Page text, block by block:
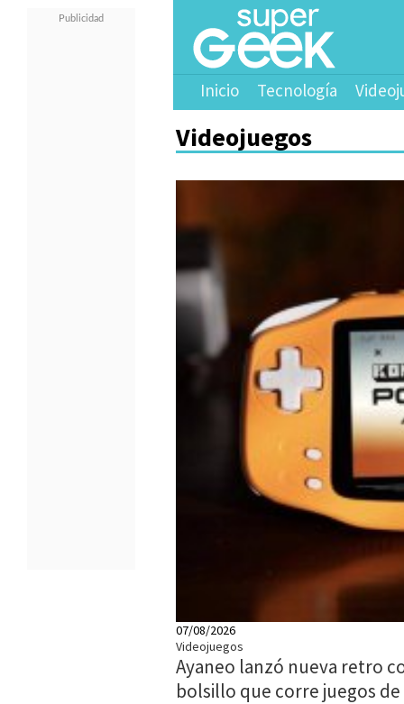
Inicio Tecnología
Videojuegos
07/08/2026
Videojuegos
Ayaneo lanzó nueva retro
bolsillo que corre juegos de